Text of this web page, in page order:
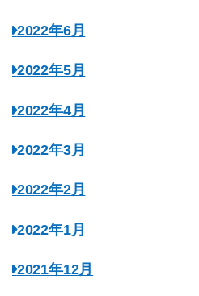
2022年6月
2022年5月
2022年4月
2022年3月
2022年2月
2022年1月
2021年12月